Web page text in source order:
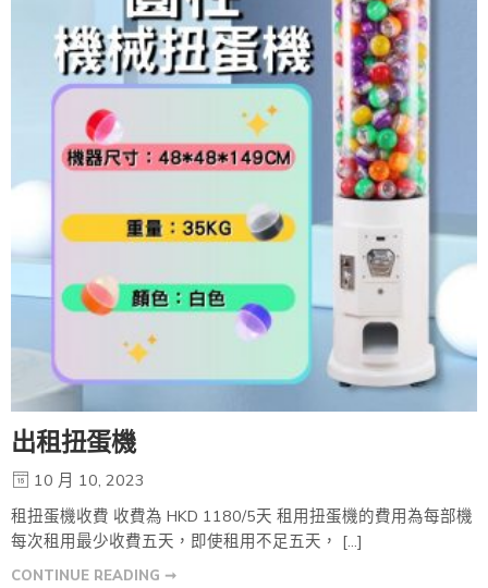
出租扭蛋機
10 月 10, 2023
租扭蛋機收費 收費為 HKD 1180/5天 租用扭蛋機的費用為每部機
每次租用最少收費五天，即使租用不足五天， […]
CONTINUE READING ➞